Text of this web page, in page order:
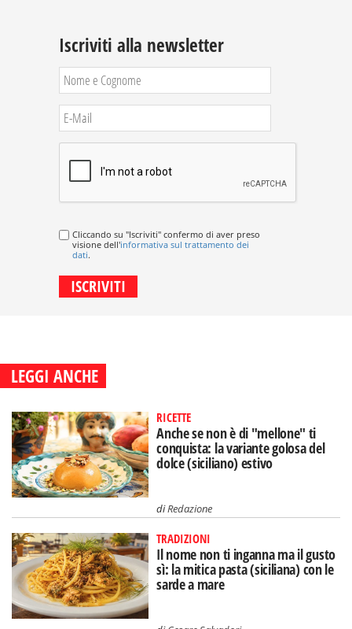
Iscriviti alla newsletter
Cliccando su "Iscriviti" confermo di aver preso
visione dell'informativa sul trattamento dei
dati.
LEGGI ANCHE
RICETTE
Anche se non è di "mellone" ti
conquista: la variante golosa del
dolce (siciliano) estivo
diRedazione
TRADIZIONI
Il nome non ti inganna ma il gusto
sì: la mitica pasta (siciliana) con le
sarde a mare